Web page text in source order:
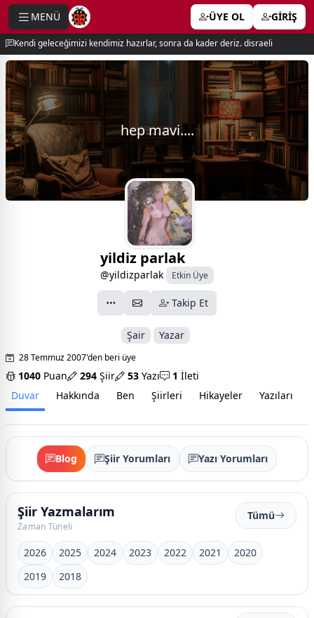
MENÜ ÜYE OL GİRİŞ
Kendi geleceğimizi kendimiz hazırlar, sonra da kader deriz. disraeli
hep mavi....
yildiz parlak
@yildizparlak Etkin Üye
Takip Et
Şair Yazar
28 Temmuz 2007'den beri üye
1040 Puan 294 Şiir 53 Yazı 1 İleti
Duvar
Hakkında Ben Şiirleri Hikayeler Yazıları
Blog Şiir Yorumları Yazı Yorumları
Şiir Yazmalarım
Zaman Tüneli
Tümü
2026 2025 2024 2023 2022 2021
2020
2019
2018
menu